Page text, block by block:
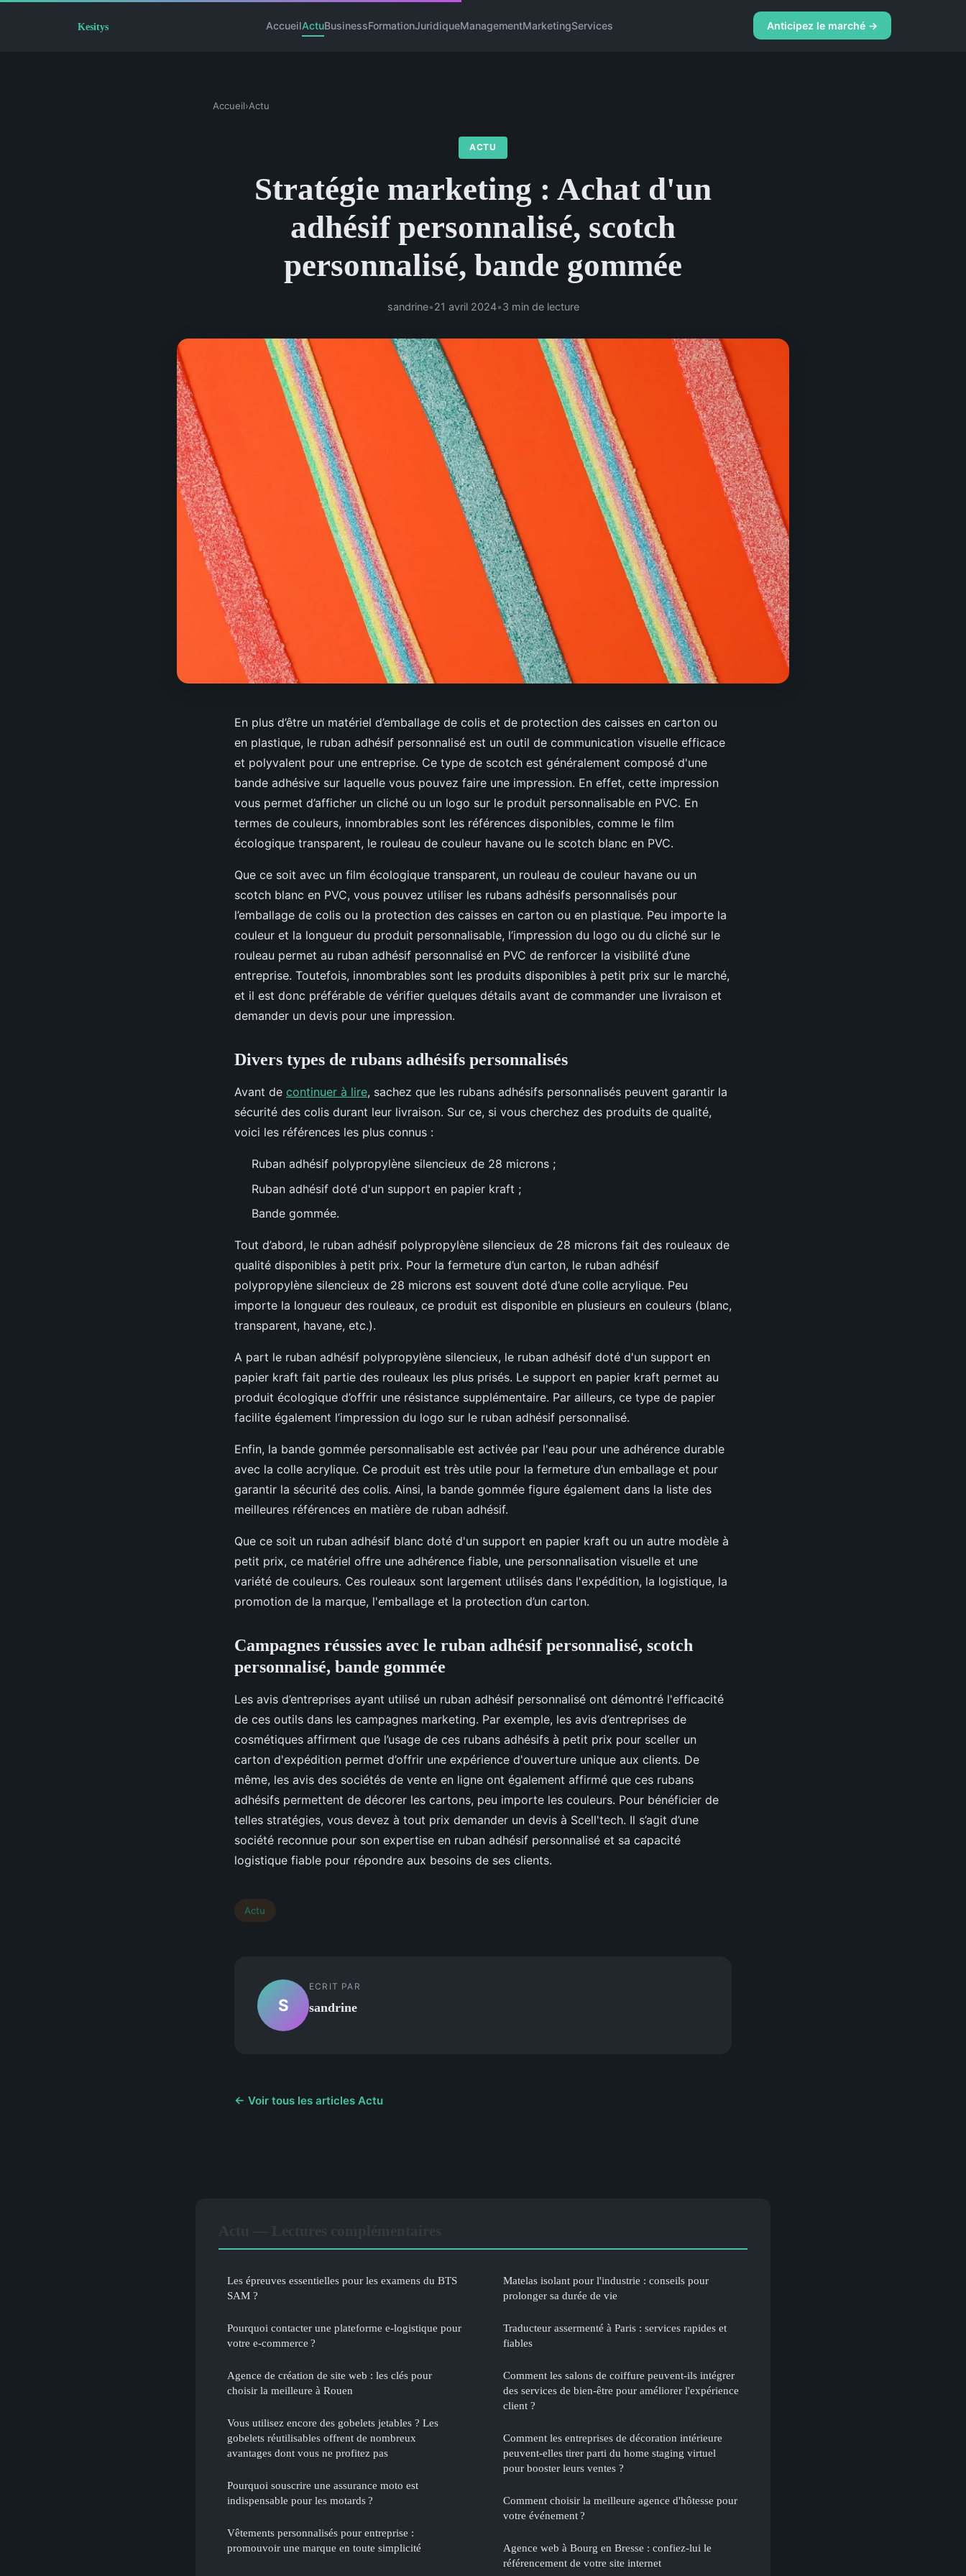
AccueilActuBusinessFormationJuridiqueManagementMarketingServices Anticipez le marché →
Accueil›Actu
ACTU
Stratégie marketing : Achat d'un
adhésif personnalisé, scotch
personnalisé, bande gommée
sandrine•21 avril 2024•3 min de lecture
En plus d’être un matériel d’emballage de colis et de protection des caisses en carton ou
en plastique, le ruban adhésif personnalisé est un outil de communication visuelle efficace
et polyvalent pour une entreprise. Ce type de scotch est généralement composé d'une
bande adhésive sur laquelle vous pouvez faire une impression. En effet, cette impression
vous permet d’afficher un cliché ou un logo sur le produit personnalisable en PVC. En
termes de couleurs, innombrables sont les références disponibles, comme le film
écologique transparent, le rouleau de couleur havane ou le scotch blanc en PVC.
Que ce soit avec un film écologique transparent, un rouleau de couleur havane ou un
scotch blanc en PVC, vous pouvez utiliser les rubans adhésifs personnalisés pour
l’emballage de colis ou la protection des caisses en carton ou en plastique. Peu importe la
couleur et la longueur du produit personnalisable, l’impression du logo ou du cliché sur le
rouleau permet au ruban adhésif personnalisé en PVC de renforcer la visibilité d’une
entreprise. Toutefois, innombrables sont les produits disponibles à petit prix sur le marché,
et il est donc préférable de vérifier quelques détails avant de commander une livraison et
demander un devis pour une impression.
Divers types de rubans adhésifs personnalisés
Avant de continuer à lire, sachez que les rubans adhésifs personnalisés peuvent garantir la
sécurité des colis durant leur livraison. Sur ce, si vous cherchez des produits de qualité,
voici les références les plus connus :
Ruban adhésif polypropylène silencieux de 28 microns ;
Ruban adhésif doté d'un support en papier kraft ;
Bande gommée.
Tout d’abord, le ruban adhésif polypropylène silencieux de 28 microns fait des rouleaux de
qualité disponibles à petit prix. Pour la fermeture d’un carton, le ruban adhésif
polypropylène silencieux de 28 microns est souvent doté d’une colle acrylique. Peu
importe la longueur des rouleaux, ce produit est disponible en plusieurs en couleurs (blanc,
transparent, havane, etc.).
A part le ruban adhésif polypropylène silencieux, le ruban adhésif doté d'un support en
papier kraft fait partie des rouleaux les plus prisés. Le support en papier kraft permet au
produit écologique d’offrir une résistance supplémentaire. Par ailleurs, ce type de papier
facilite également l’impression du logo sur le ruban adhésif personnalisé.
Enfin, la bande gommée personnalisable est activée par l'eau pour une adhérence durable
avec la colle acrylique. Ce produit est très utile pour la fermeture d’un emballage et pour
garantir la sécurité des colis. Ainsi, la bande gommée figure également dans la liste des
meilleures références en matière de ruban adhésif.
Que ce soit un ruban adhésif blanc doté d'un support en papier kraft ou un autre modèle à
petit prix, ce matériel offre une adhérence fiable, une personnalisation visuelle et une
variété de couleurs. Ces rouleaux sont largement utilisés dans l'expédition, la logistique, la
promotion de la marque, l'emballage et la protection d’un carton.
Campagnes réussies avec le ruban adhésif personnalisé, scotch
personnalisé, bande gommée
Les avis d’entreprises ayant utilisé un ruban adhésif personnalisé ont démontré l'efficacité
de ces outils dans les campagnes marketing. Par exemple, les avis d’entreprises de
cosmétiques affirment que l’usage de ces rubans adhésifs à petit prix pour sceller un
carton d'expédition permet d’offrir une expérience d'ouverture unique aux clients. De
même, les avis des sociétés de vente en ligne ont également affirmé que ces rubans
adhésifs permettent de décorer les cartons, peu importe les couleurs. Pour bénéficier de
telles stratégies, vous devez à tout prix demander un devis à Scell'tech. Il s’agit d’une
société reconnue pour son expertise en ruban adhésif personnalisé et sa capacité
logistique fiable pour répondre aux besoins de ses clients.
Actu
S
ECRIT PAR
sandrine
← Voir tous les articles Actu
Les épreuves essentielles pour les examens du BTS
SAM ?
Pourquoi contacter une plateforme e-logistique pour
votre e-commerce ?
Agence de création de site web : les clés pour
choisir la meilleure à Rouen
Vous utilisez encore des gobelets jetables ? Les
gobelets réutilisables offrent de nombreux
avantages dont vous ne profitez pas
Pourquoi souscrire une assurance moto est
indispensable pour les motards ?
Vêtements personnalisés pour entreprise :
promouvoir une marque en toute simplicité
Matelas isolant pour l'industrie : conseils pour
prolonger sa durée de vie
Traducteur assermenté à Paris : services rapides et
fiables
Comment les salons de coiffure peuvent-ils intégrer
des services de bien-être pour améliorer l'expérience
client ?
Comment les entreprises de décoration intérieure
peuvent-elles tirer parti du home staging virtuel
pour booster leurs ventes ?
Comment choisir la meilleure agence d'hôtesse pour
votre événement ?
Agence web à Bourg en Bresse : confiez-lui le
référencement de votre site internet